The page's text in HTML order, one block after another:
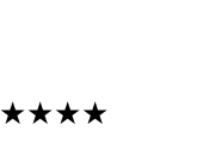
★★★★